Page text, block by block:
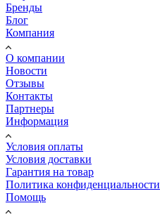
Бренды
Блог
Компания
О компании
Новости
Отзывы
Контакты
Партнеры
Информация
Условия оплаты
Условия доставки
Гарантия на товар
Политика конфиденциальности
Помощь